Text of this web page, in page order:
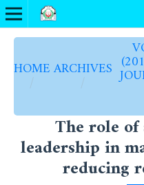
HOME
/
ARCHIVES
/
The role
leadership in
reducing